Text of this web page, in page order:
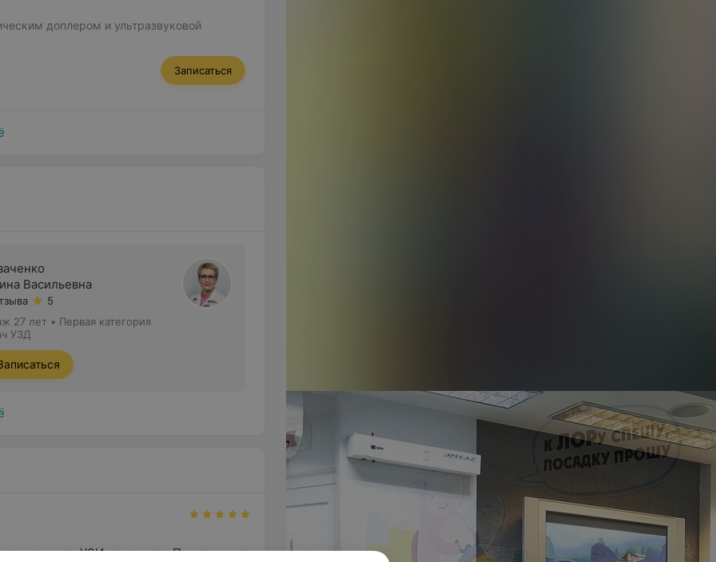
доплером и ультразвуковой
Записаться
Васильевна
5
27 лет • Первая категория
УЗД
верность УЗИ-диагносту Пристром, от